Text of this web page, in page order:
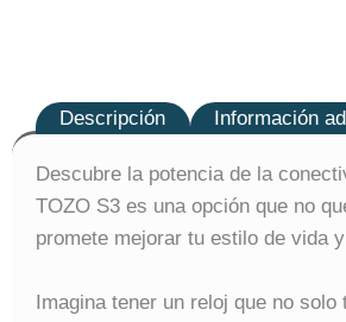
Descripción Información
Descubre la potencia de la
TOZO S3 es una opción que no
promete mejorar tu estilo de vida
Imagina tener un reloj que no